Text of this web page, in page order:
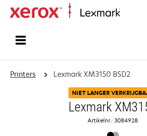
Printers Lexmark XM3150 BSD2
NIET LANGER
Lexmark
Artikelnr.: 3084928